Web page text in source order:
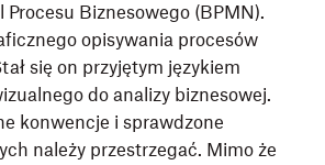
Biznesowego (BPMN).
opisywania procesów
się on przyjętym językiem
do analizy biznesowej.
konwencje i sprawdzone
należy przestrzegać. Mimo że